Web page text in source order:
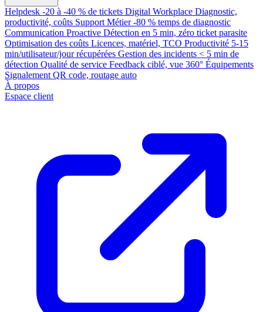
Helpdesk -20 à -40 % de tickets Digital Workplace Diagnostic,
productivité, coûts Support Métier -80 % temps de diagnostic
Communication Proactive Détection en 5 min, zéro ticket parasite
Optimisation des coûts Licences, matériel, TCO Productivité 5-15
min/utilisateur/jour récupérées Gestion des incidents < 5 min de
détection Qualité de service Feedback ciblé, vue 360° Équipements
Signalement QR code, routage auto
À propos
Espace client